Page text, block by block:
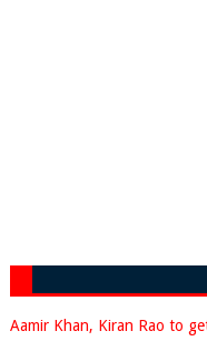
Aamir Khan, Kiran Rao to